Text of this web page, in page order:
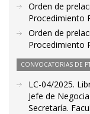
Orden de
Procedimiento
Orden de
Procedimiento
CONVOCATORIAS DE
LC-04/2025.
Jefe de
Secretaría.